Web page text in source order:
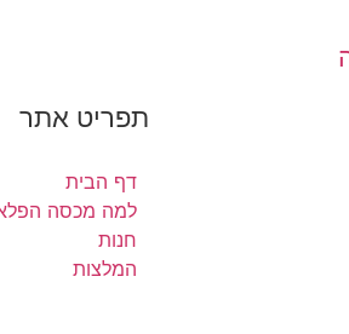
תפריט אתר
דף הבית
למה מכסה
חנות
המלצות